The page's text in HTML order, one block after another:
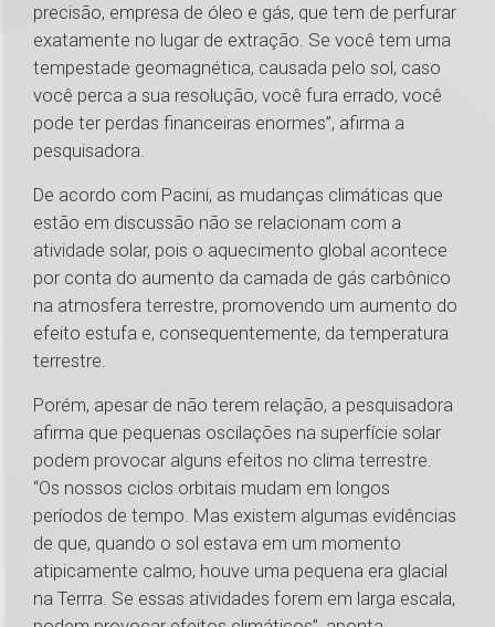
precisão, empresa de óleo e gás, que tem de perfurar
exatamente no lugar de extração. Se você tem uma
tempestade geomagnética, causada pelo sol, caso
você perca a sua resolução, você fura errado, você
pode ter perdas financeiras enormes”, afirma a
pesquisadora.
De acordo com Pacini, as mudanças climáticas que
estão em discussão não se relacionam com a
atividade solar, pois o aquecimento global acontece
por conta do aumento da camada de gás carbônico
na atmosfera terrestre, promovendo um aumento do
efeito estufa e, consequentemente, da temperatura
terrestre.
Porém, apesar de não terem relação, a pesquisadora
afirma que pequenas oscilações na superfície solar
podem provocar alguns efeitos no clima terrestre.
“Os nossos ciclos orbitais mudam em longos
períodos de tempo. Mas existem algumas evidências
de que, quando o sol estava em um momento
atipicamente calmo, houve uma pequena era glacial
na Terrra. Se essas atividades forem em larga escala,